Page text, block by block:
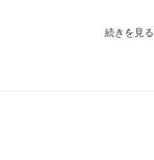
続きを見る